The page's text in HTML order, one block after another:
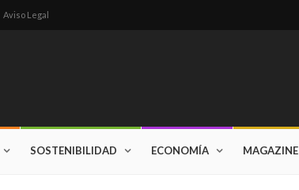
Aviso Legal
SOSTENIBILIDAD ECONOMÍA MAGAZINE